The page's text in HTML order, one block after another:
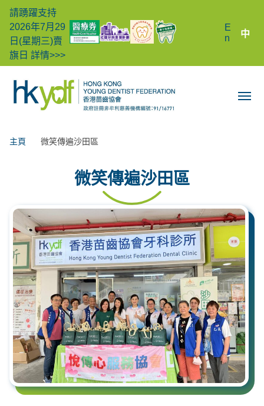
請踴躍支持
2026年7月29
日(星期三)賣
旗日 詳情>>>
E
n
中
主頁 微笑傳遍沙田區
微笑傳遍沙田區